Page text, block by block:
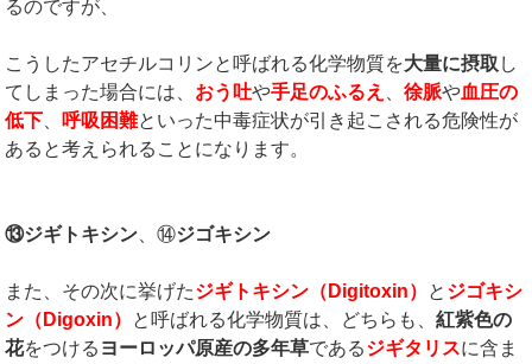
るのですが、
こうしたアセチルコリンと呼ばれる化学物質を大量に摂取 し
てしまった場合には、 おう吐や手足のふるえ 、徐脈や血圧の
低下
呼吸困難といった中毒症状が引き起こされる危険性が
あると考えられることになります。
⑬ジギトキシン 、⑭ジゴキシン
また、その次に挙げたジギトキシン（ Digitoxin） と ジゴキシ
ン（ Digoxin） と呼ばれる化学物質は、どちらも、紅紫色の
花をつける ヨーロッパ原産の多年草であるジギタリスに含ま